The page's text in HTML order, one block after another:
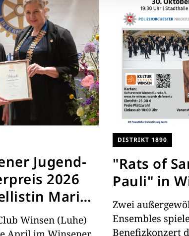
Jugend-
2026
Mari
Winsen (Luhe)
DISTRIKT 1890
"Rats of
Pauli" in
Zwei
Ensembles
Benefizkonzert